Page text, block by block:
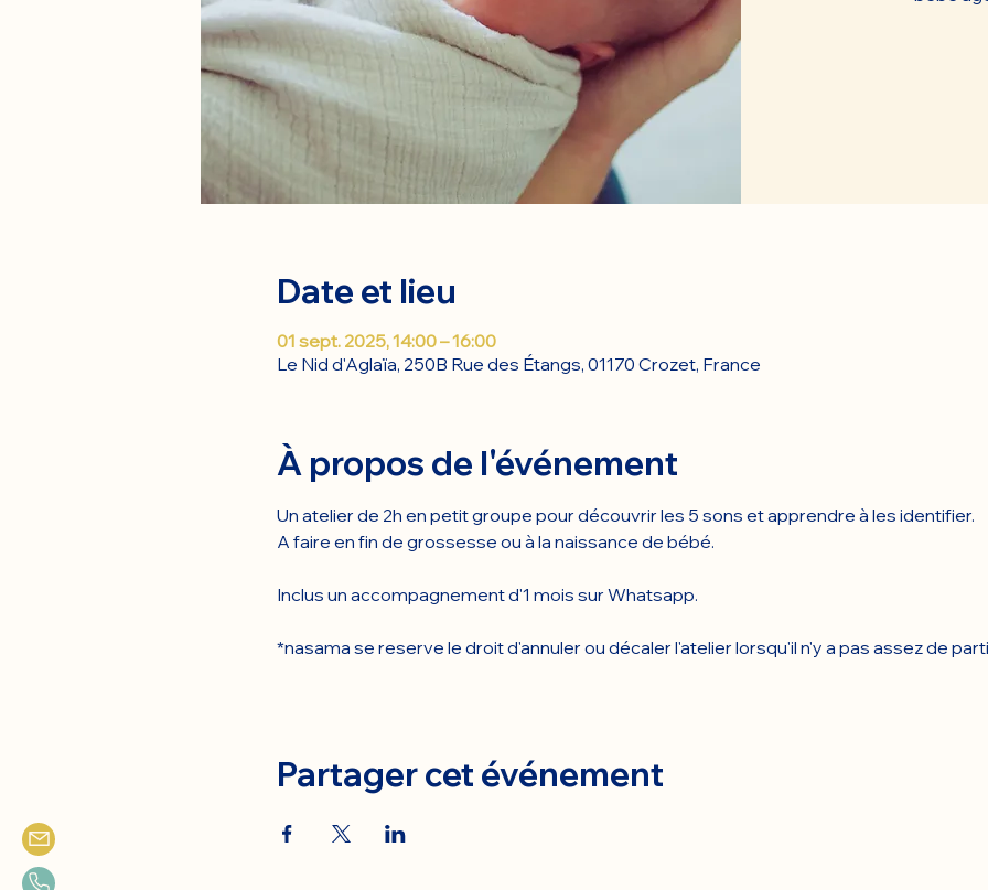
Date et lieu
01 sept. 2025, 14:00 – 16:00
Le Nid d'Aglaïa, 250B Rue des Étangs, 01170 Crozet, France
À propos de l'événement
Un atelier de 2h en petit groupe pour découvrir les 5 sons et apprendre à les identifier.
A faire en fin de grossesse ou à la naissance de bébé.
Inclus un accompagnement d'1 mois sur Whatsapp.
*nasama se reserve le droit d'annuler ou décaler l'atelier lorsqu'il n'y a pas assez de
Partager cet événement